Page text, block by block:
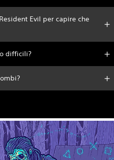
Evil per capire che
difficili?